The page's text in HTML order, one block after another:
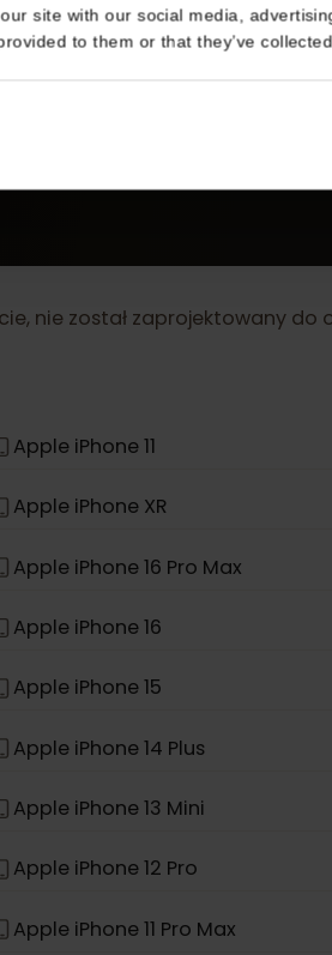
Details
and ads, to provide social
of our site with our social media,
provided to them or that they’ve
eSIM
eSIM działają również z
Apple iPhone 11
Apple iPhone XR
Apple iPhone 16 Pro Max
Apple iPhone 16
Apple iPhone 15
Apple iPhone 14 Plus